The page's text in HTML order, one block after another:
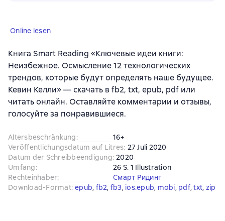
Online lesen
Книга Smart Reading «Ключевые идеи книги:
Неизбежное. Осмысление 12 технологических
трендов, которые будут определять наше будущее.
Кевин Келли» — скачать в fb2, txt, epub, pdf или
читать онлайн. Оставляйте комментарии и отзывы,
голосуйте за понравившиеся.
Altersbeschränkung:
16+
Veröffentlichungsdatum auf Litres: 27 Juli 2020
Datum der Schreibbeendigung: 2020
Umfang:
26 S. 1 Illustration
Rechteinhaber:
Смарт Ридинг
Download-Format: epub, fb2, fb3, ios.epub, mobi, pdf, txt, zip